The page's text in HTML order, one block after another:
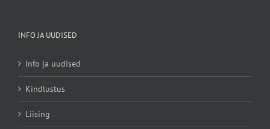
INFO JA UUDISED
Info ja uudised
Kindlustus
Liising